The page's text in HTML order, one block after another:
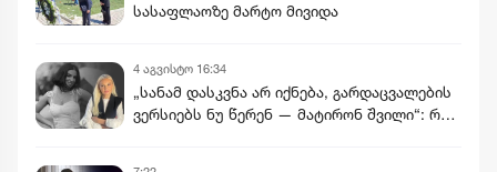
სასაფლაოზე მარტო მივიდა
4 აგვისტო 16:34
„სანამ დასკვნა არ იქნება, გარდაცვალების
ვერსიებს ნუ წერენ — მატირონ შვილი“: რა